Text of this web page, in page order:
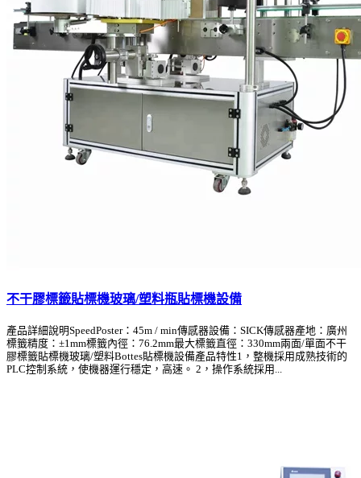
不干膠標籤貼標機玻璃/塑料瓶貼標機設備
產品詳細說明SpeedPoster：45m / min傳感器設備：SICK傳感器產地：廣州
標籤精度：±1mm標籤內徑：76.2mm最大標籤直徑：330mm兩面/單面不干
膠標籤貼標機玻璃/塑料Bottes貼標機設備產品特性1，整機採用成熟技術的
PLC控制系統，使機器運行穩定，高速。 2，操作系統採用...